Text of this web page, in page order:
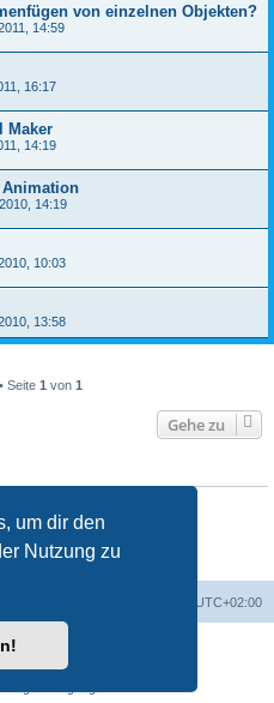
um dir den
Nutzung zu
von einzelnen Objekten?
14:59
16:17
Maker
14:19
Animation
14:19
10:03
13:58
Seite 1 von 1
Gehe zu
Forum erstellen.
ändern.
löschen.
UTC+02:00
Software © phpBB Limited
durchphpBB.de